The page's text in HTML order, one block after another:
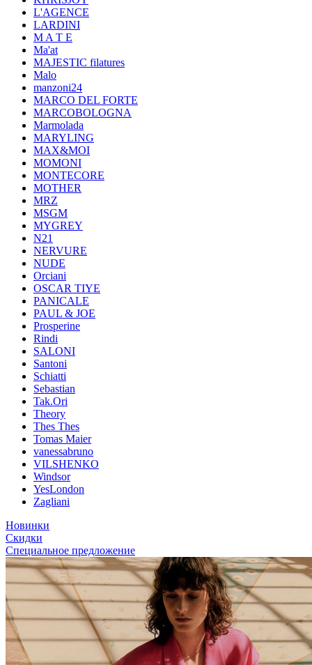
L'AGENCE
LARDINI
M A T E
Ma'at
MAJESTIC filatures
Malo
manzoni24
MARCO DEL FORTE
MARCOBOLOGNA
Marmolada
MARYLING
MAX&MOI
MOMONI
MONTECORE
MOTHER
MRZ
MSGM
MYGREY
N21
NERVURE
NUDE
Orciani
OSCAR TIYE
PANICALE
PAUL & JOE
Prosperine
Rindi
SALONI
Santoni
Schiatti
Sebastian
Tak.Ori
Theory
Thes Thes
Tomas Maier
vanessabruno
VILSHENKO
Windsor
YesLondon
Zagliani
Новинки
Скидки
Специальное предложение